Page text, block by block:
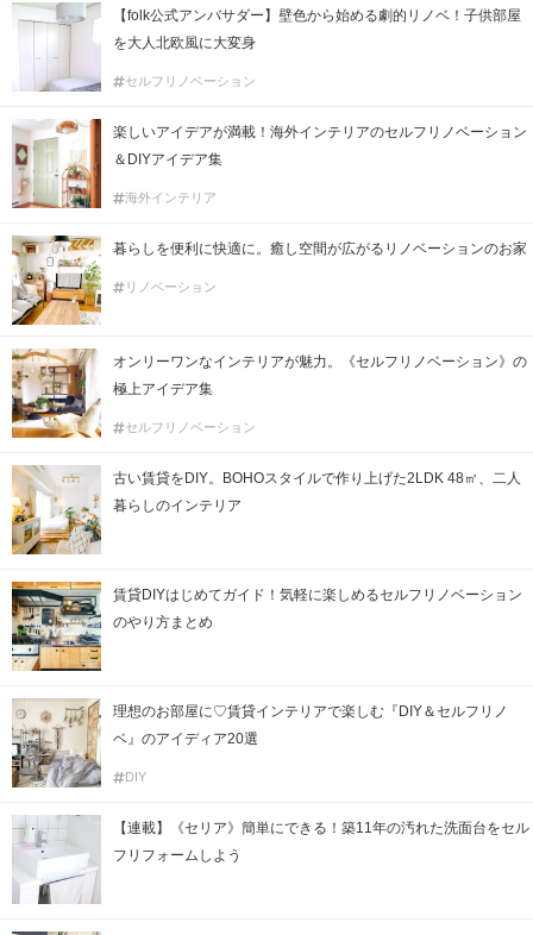
【folk公式アンバサダー】壁色から始める劇的リノベ！子供部屋
を大人北欧風に大変身
セルフリノベーション
楽しいアイデアが満載！海外インテリアのセルフリノベーション
＆DIYアイデア集
海外インテリア
暮らしを便利に快適に。癒し空間が広がるリノベーションのお家
リノベーション
オンリーワンなインテリアが魅力。《セルフリノベーション》の
極上アイデア集
セルフリノベーション
古い賃貸をDIY。BOHOスタイルで作り上げた2LDK 48㎡、二人
暮らしのインテリア
賃貸DIYはじめてガイド！気軽に楽しめるセルフリノベーション
のやり方まとめ
理想のお部屋に♡賃貸インテリアで楽しむ『DIY＆セルフリノ
ベ』のアイディア20選
DIY
【連載】《セリア》簡単にできる！築11年の汚れた洗面台をセル
フリフォームしよう